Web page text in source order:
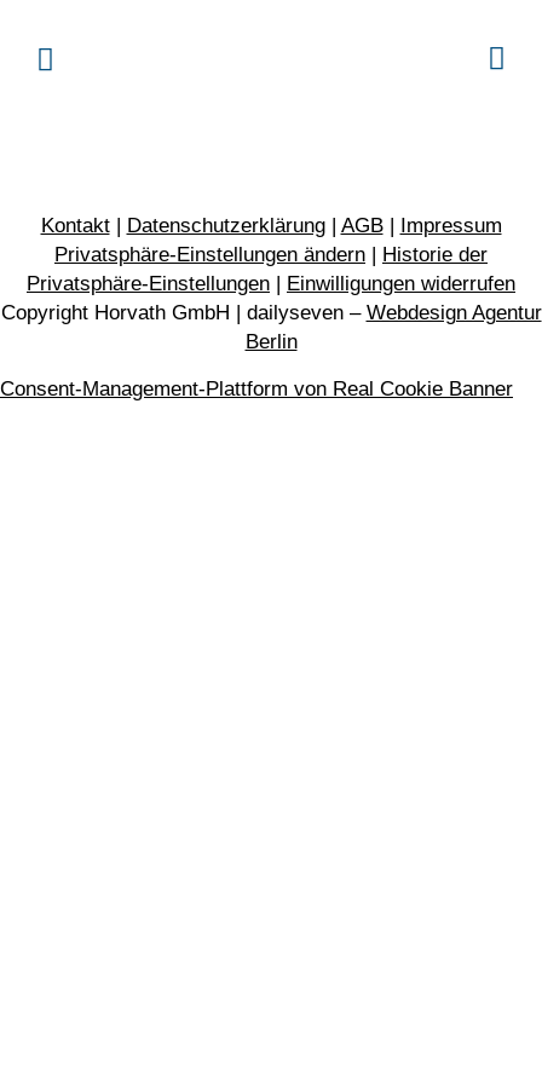
Kontakt| Datenschutzerklärung| AGB| Impressum
Privatsphäre-Einstellungen ändern | Historie der
Privatsphäre-Einstellungen | Einwilligungen widerrufen
Copyright Horvath GmbH | dailyseven – Webdesign Agentur
Berlin
Consent-Management-Plattform von Real Cookie Banner